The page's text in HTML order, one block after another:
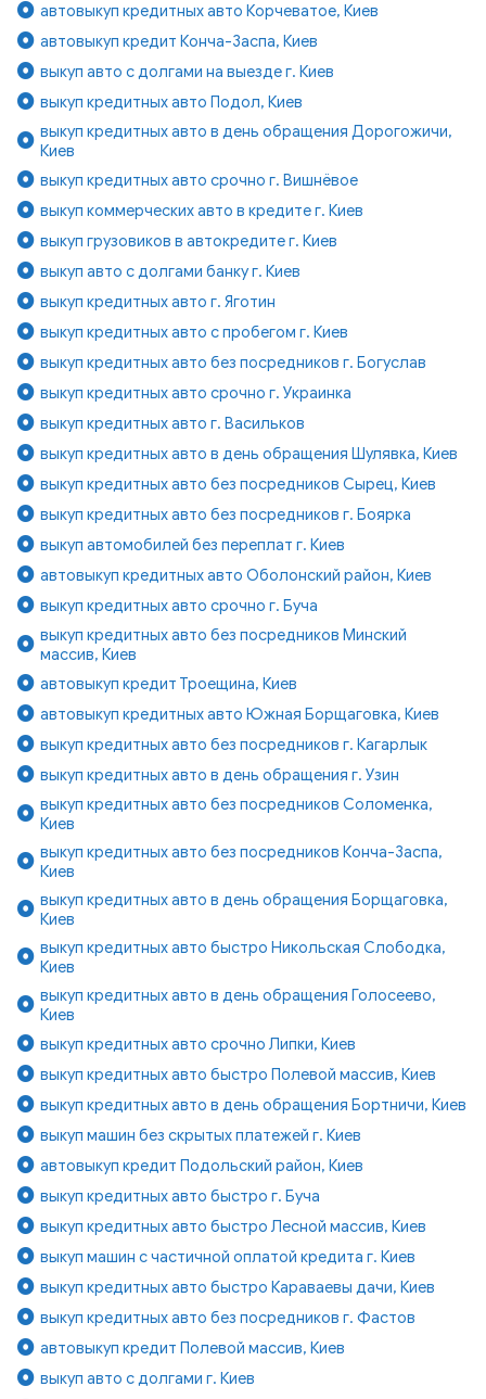
автовыкуп кредитных авто Корчеватое, Киев
автовыкуп кредит Конча-Заспа, Киев
выкуп авто с долгами на выезде г. Киев
выкуп кредитных авто Подол, Киев
выкуп кредитных авто в день обращения Дорогожичи,
Киев
выкуп кредитных авто срочно г. Вишнёвое
выкуп коммерческих авто в кредите г. Киев
выкуп грузовиков в автокредите г. Киев
выкуп авто с долгами банку г. Киев
выкуп кредитных авто г. Яготин
выкуп кредитных авто с пробегом г. Киев
выкуп кредитных авто без посредников г. Богуслав
выкуп кредитных авто срочно г. Украинка
выкуп кредитных авто г. Васильков
выкуп кредитных авто в день обращения Шулявка, Киев
выкуп кредитных авто без посредников Сырец, Киев
выкуп кредитных авто без посредников г. Боярка
выкуп автомобилей без переплат г. Киев
автовыкуп кредитных авто Оболонский район, Киев
выкуп кредитных авто срочно г. Буча
выкуп кредитных авто без посредников Минский
массив, Киев
автовыкуп кредит Троещина, Киев
автовыкуп кредитных авто Южная Борщаговка, Киев
выкуп кредитных авто без посредников г. Кагарлык
выкуп кредитных авто в день обращения г. Узин
выкуп кредитных авто без посредников Соломенка,
Киев
выкуп кредитных авто без посредников Конча-Заспа,
Киев
выкуп кредитных авто в день обращения Борщаговка,
Киев
выкуп кредитных авто быстро Никольская Слободка,
Киев
выкуп кредитных авто в день обращения Голосеево,
Киев
выкуп кредитных авто срочно Липки, Киев
выкуп кредитных авто быстро Полевой массив, Киев
выкуп кредитных авто в день обращения Бортничи, Киев
выкуп машин без скрытых платежей г. Киев
автовыкуп кредит Подольский район, Киев
выкуп кредитных авто быстро г. Буча
выкуп кредитных авто быстро Лесной массив, Киев
выкуп машин с частичной оплатой кредита г. Киев
выкуп кредитных авто быстро Караваевы дачи, Киев
выкуп кредитных авто без посредников г. Фастов
автовыкуп кредит Полевой массив, Киев
выкуп авто с долгами г. Киев